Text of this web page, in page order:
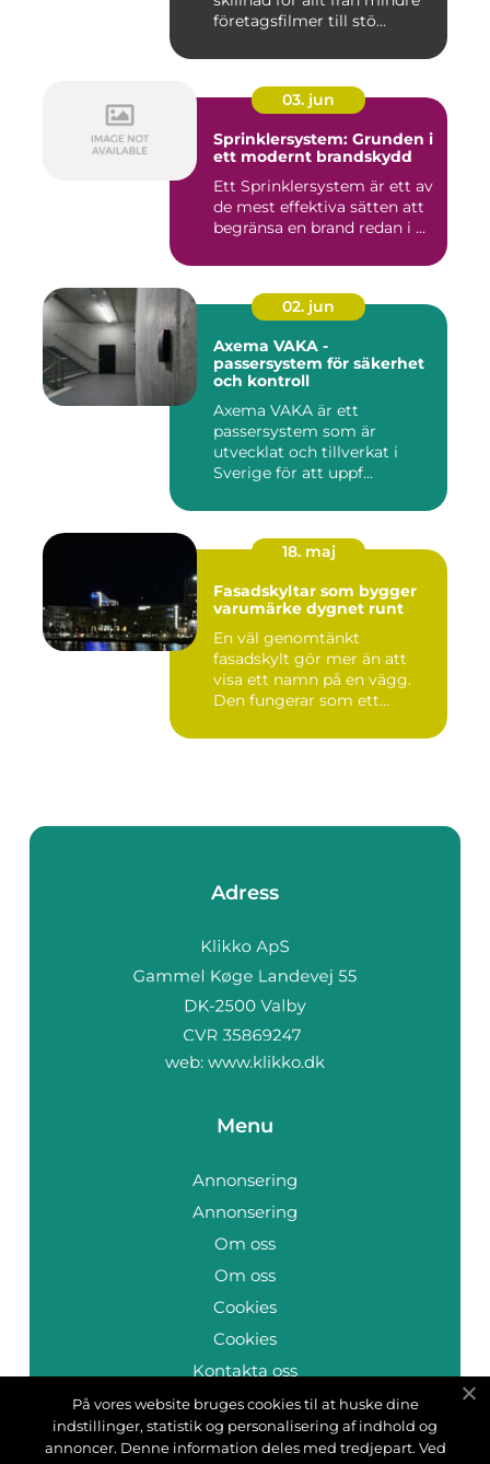
företagsfilmer till stö...
03. jun
Sprinklersystem: Grunden i
ett modernt brandskydd
Ett Sprinklersystem är ett av
de mest effektiva sätten att
begränsa en brand redan i ...
02. jun
Axema VAKA -
passersystem för säkerhet
och kontroll
Axema VAKA är ett
passersystem som är
utvecklat och tillverkat i
Sverige för att uppf...
18. maj
Fasadskyltar som bygger
varumärke dygnet runt
En väl genomtänkt
fasadskylt gör mer än att
visa ett namn på en vägg.
Den fungerar som ett
Adress
web: www.klikko.dk
Menu
Annonsering
Annonsering
Om oss
Om oss
Cookies
Cookies
Kontakta oss
Kontakta oss
Sitemap
På vores website bruges cookies til at huske dine
indstillinger, statistik og personalisering af indhold og
annoncer. Denne information deles med tredjepart. Ved